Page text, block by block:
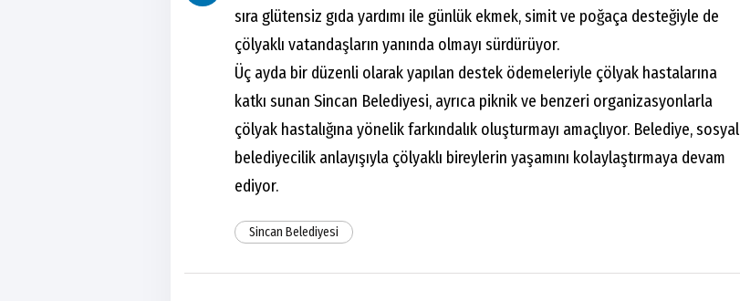
sıra glütensiz gıda yardımı ile günlük ekmek, simit ve poğaça desteğiyle de
çölyaklı vatandaşların yanında olmayı sürdürüyor.
Üç ayda bir düzenli olarak yapılan destek ödemeleriyle çölyak hastalarına
katkı sunan Sincan Belediyesi, ayrıca piknik ve benzeri organizasyonlarla
çölyak hastalığına yönelik farkındalık oluşturmayı amaçlıyor. Belediye, sosyal
belediyecilik anlayışıyla çölyaklı bireylerin yaşamını kolaylaştırmaya devam
ediyor.
Sincan Belediyesi